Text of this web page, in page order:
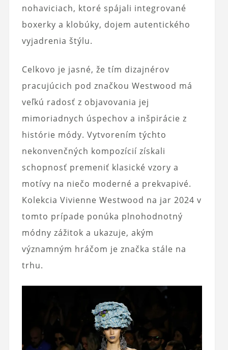
nohaviciach, ktoré spájali integrované
boxerky a klobúky, dojem autentického
vyjadrenia štýlu.
Celkovo je jasné, že tím dizajnérov
pracujúcich pod značkou Westwood má
veľkú radosť z objavovania jej
mimoriadnych úspechov a inšpirácie z
histórie módy. Vytvorením týchto
nekonvenčných kompozícií získali
schopnosť premeniť klasické vzory a
motívy na niečo moderné a prekvapivé.
Kolekcia Vivienne Westwood na jar 2024 v
tomto prípade ponúka plnohodnotný
módny zážitok a ukazuje, akým
významným hráčom je značka stále na
trhu.